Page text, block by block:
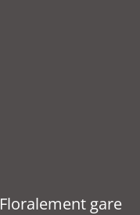
Floralement gare